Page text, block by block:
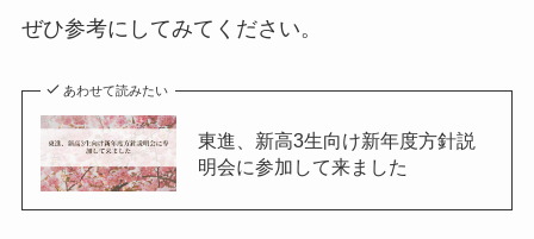
ぜひ参考にしてみてください。
あわせて読みたい
東進、新高3生向け新年度方針説
明会に参加して来ました